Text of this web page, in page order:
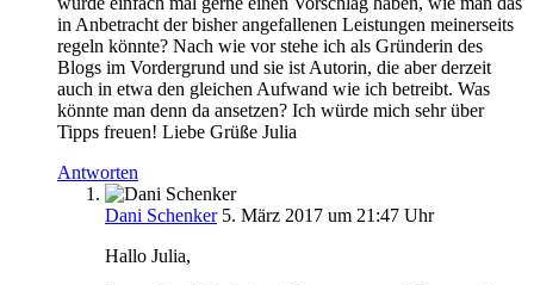
in Anbetracht der bisher angefallenen Leistungen meinerseits
regeln könnte? Nach wie vor stehe ich als Gründerin des
Blogs im Vordergrund und sie ist Autorin, die aber derzeit
auch in etwa den gleichen Aufwand wie ich betreibt. Was
könnte man denn da ansetzen? Ich würde mich sehr über
Tipps freuen! Liebe Grüße Julia
Antworten
Dani Schenker 5. März 2017 um 21:47 Uhr
Hallo Julia,